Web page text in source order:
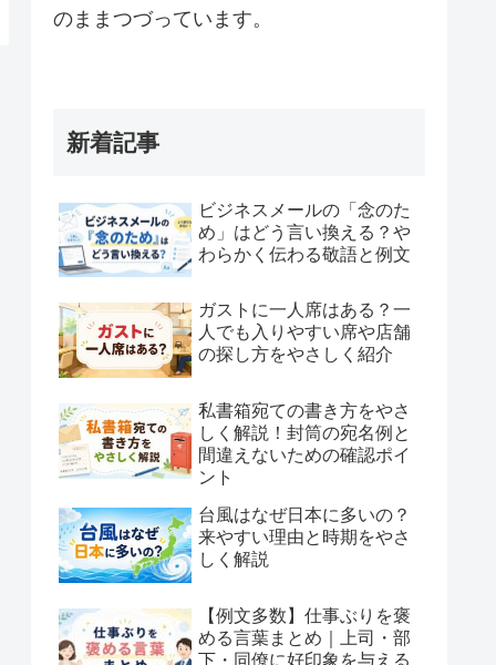
のままつづっています。
新着記事
ビジネスメールの「念のた
め」はどう言い換える？や
わらかく伝わる敬語と例文
ガストに一人席はある？一
人でも入りやすい席や店舗
の探し方をやさしく紹介
私書箱宛ての書き方をやさ
しく解説！封筒の宛名例と
間違えないための確認ポイ
ント
台風はなぜ日本に多いの？
来やすい理由と時期をやさ
しく解説
【例文多数】仕事ぶりを褒
める言葉まとめ｜上司・部
下・同僚に好印象を与える